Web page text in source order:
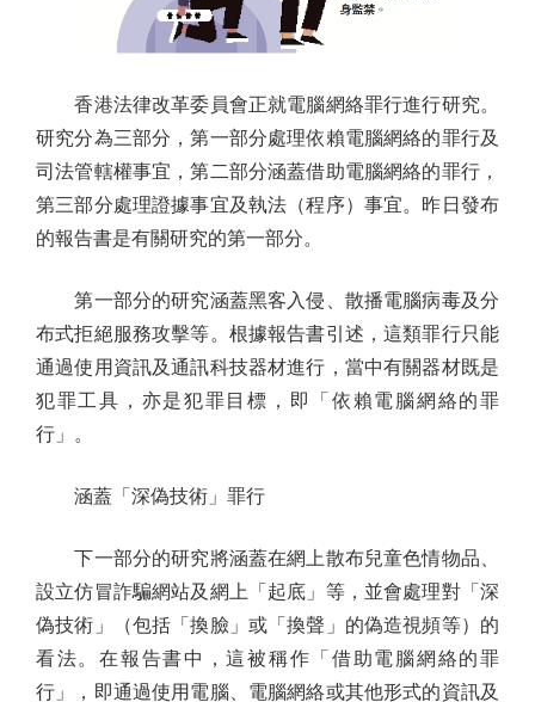
香港法律改革委員會正就電腦網絡罪行進行研究。
研究分為三部分，第一部分處理依賴電腦網絡的罪行及
司法管轄權事宜，第二部分涵蓋借助電腦網絡的罪行，
第三部分處理證據事宜及執法（程序）事宜。昨日發布
的報告書是有關研究的第一部分。
第一部分的研究涵蓋黑客入侵、散播電腦病毒及分
布式拒絕服務攻擊等。根據報告書引述，這類罪行只能
通過使用資訊及通訊科技器材進行，當中有關器材既是
犯罪工具，亦是犯罪目標，即「依賴電腦網絡的罪
行」。
涵蓋「深偽技術」罪行
下一部分的研究將涵蓋在網上散布兒童色情物品、
設立仿冒詐騙網站及網上「起底」等，並會處理對「深
偽技術」（包括「換臉」或「換聲」的偽造視頻等）的
看法。在報告書中，這被稱作「借助電腦網絡的罪
行」，即通過使用電腦、電腦網絡或其他形式的資訊及